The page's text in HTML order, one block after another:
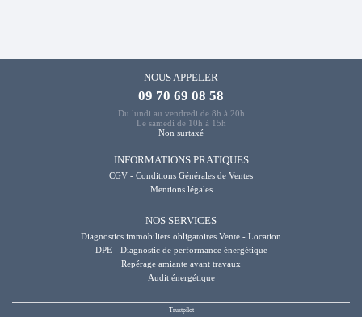
NOUS APPELER
09 70 69 08 58
Du lundi au vendredi de 8h à 20h
Le samedi de 10h à 15h
Non surtaxé
INFORMATIONS PRATIQUES
CGV - Conditions Générales de Ventes
Mentions légales
NOS SERVICES
Diagnostics immobiliers obligatoires Vente - Location
DPE - Diagnostic de performance énergétique
Repérage amiante avant travaux
Audit énergétique